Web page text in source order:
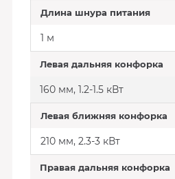
Длина шнура питания
1 м
Левая дальняя конфорка
160 мм, 1.2-1.5 кВт
Левая ближняя конфорка
210 мм, 2.3-3 кВт
Правая дальняя конфорка